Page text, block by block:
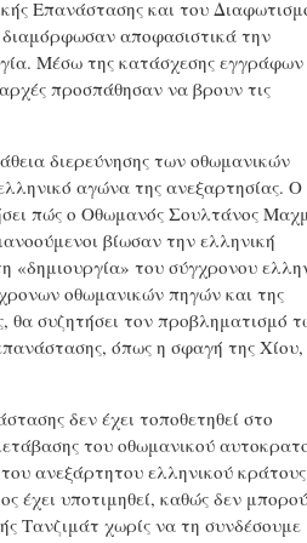
Επανάστασης και του
αποφασιστικά την
Μέσω της κατάσχεσης
προσπάθησαν να βρουν τις
διερεύνησης των οθωμανικών
αγώνα της ανεξαρτησίας.
πώς ο Οθωμανός Σουλτάνος
βίωσαν την ελληνική
«δημιουργία» του σύγχρονου
οθωμανικών πηγών και της
θα συζητήσει τον προβληματισμό
όπως η σφαγή της Χίου,
δεν έχει τοποθετηθεί στο
του οθωμανικού
ανεξάρτητου ελληνικού
έχει υποτιμηθεί, καθώς δεν
Τανζιμάτ χωρίς να τη συνδέσουμε